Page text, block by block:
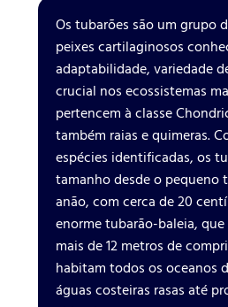
Os tubarões são um grupo
peixes cartilaginosos
adaptabilidade, variedade
crucial nos ecossistemas
pertencem à classe
também raias e quimeras.
espécies identificadas, os
tamanho desde o pequeno
anão, com cerca de 20
enorme tubarão-baleia,
mais de 12 metros de
habitam todos os oceanos
águas costeiras rasas até